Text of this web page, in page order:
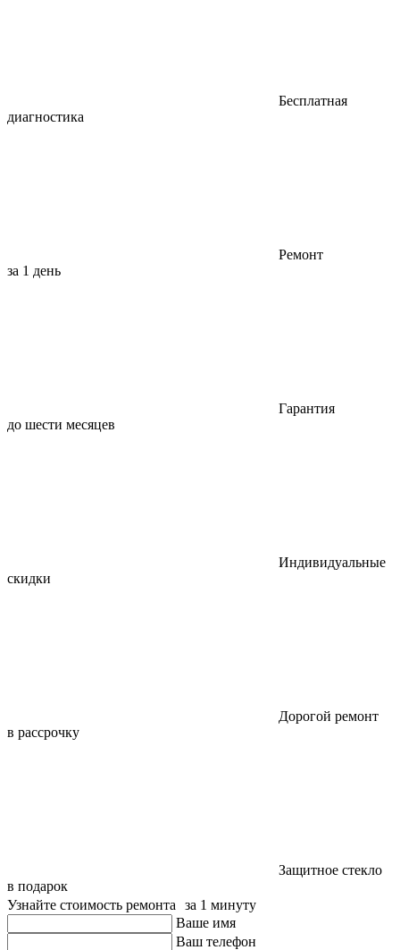
Бесплатная
диагностика
Ремонт
за 1 день
Гарантия
до шести месяцев
Индивидуальные
скидки
Дорогой ремонт
в рассрочку
Защитное стекло
в подарок
Узнайте стоимость ремонта за 1 минуту
Ваше имя
Ваш телефон